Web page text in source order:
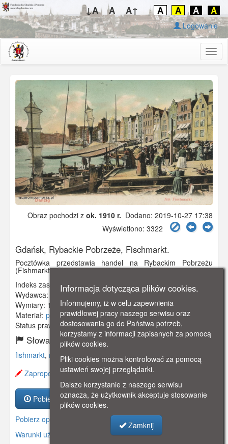
↓A A A↑ A A A A
Logowanie
Obraz pochodzi z ok. 1910 r. Dodano: 2019-10-27 17:38
Wyświetlono: 3322
Gdańsk, Rybackie Pobrzeże, Fischmarkt.
Pocztówka przedstawia handel na Rybackim Pobrzeżu
(Fishmarkt). Obieg 1907 r.
Indeks zasobu:GSP00636
Wydawca:
Walter Edelstein, Danzig
Wymiary: 138 x 86 mm
Materiał: pocztówka
Status prawny:Użycie Niekomercyjne
Słowa kluczowe:
fishmarkt, rybackie pobrzeże handel ,motława
Zaproponuj zmianę opisu.
Pobierz zasób
Pobierz opis
Warunki używania zasobów.
Informacja dotycząca plików cookies.
Informujemy, iż w celu zapewnienia
prawidłowej pracy naszego serwisu oraz
dostosowania go do Państwa potrzeb,
korzystamy z informacji zapisanych za pomocą
plików cookies.
Pliki cookies można kontrolować za pomocą
ustawień swojej przeglądarki.
Dalsze korzystanie z naszego serwisu
oznacza, że użytkownik akceptuje stosowanie
plików cookies.
Zamknij